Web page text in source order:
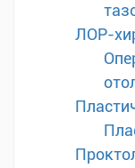
ЛОР-